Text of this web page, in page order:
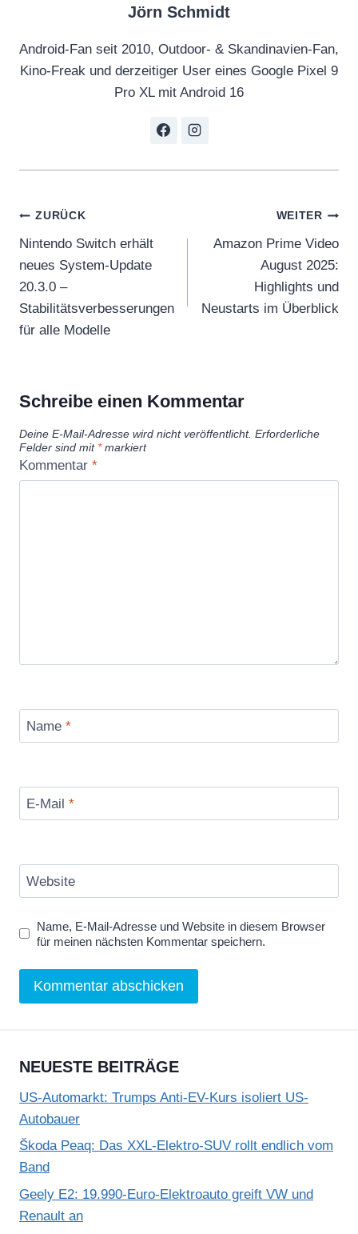
Jörn Schmidt
Android-Fan seit 2010, Outdoor- & Skandinavien-Fan,
Kino-Freak und derzeitiger User eines Google Pixel 9
Pro XL mit Android 16
Beitragsnavigation
ZURÜCK
Nintendo Switch erhält
neues System-Update
20.3.0 –
Stabilitätsverbesserungen
für alle Modelle
WEITER
Amazon Prime Video
August 2025:
Highlights und
Neustarts im Überblick
Schreibe einen Kommentar
Deine E-Mail-Adresse wird nicht veröffentlicht. Erforderliche
Felder sind mit *markiert
Kommentar *
Name *
E-Mail *
Website
Name, E-Mail-Adresse und Website in diesem Browser
für meinen nächsten Kommentar speichern.
NEUESTE BEITRÄGE
US-Automarkt: Trumps Anti-EV-Kurs isoliert US-
Autobauer
Škoda Peaq: Das XXL-Elektro-SUV rollt endlich vom
Band
Geely E2: 19.990-Euro-Elektroauto greift VW und
Renault an